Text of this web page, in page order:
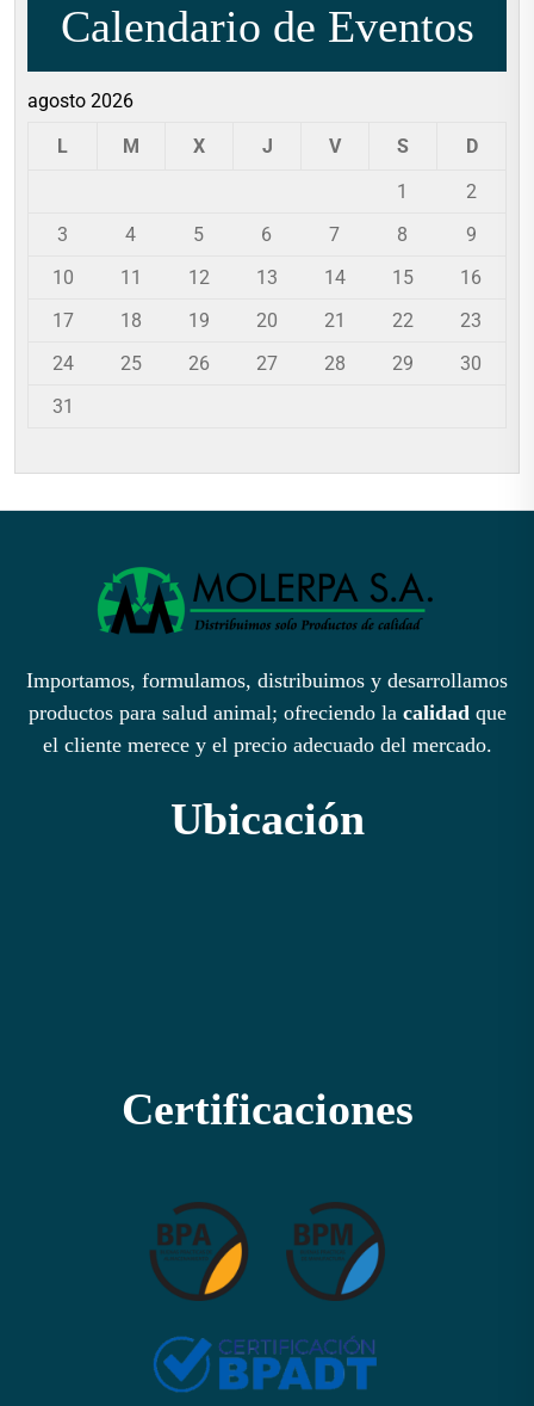
Calendario de Eventos
agosto 2026
L
M X J V S
D
1
2
3
4 5 6 7 8
9
10
11 12 13 14 15
16
17
18 19 20 21 22
23
24
25 26 27 28 29
30
31
Importamos, formulamos, distribuimos y desarrollamos
productos para salud animal; ofreciendo lacalidadque
el cliente merece y el precio adecuado del mercado.
Ubicación
Certificaciones